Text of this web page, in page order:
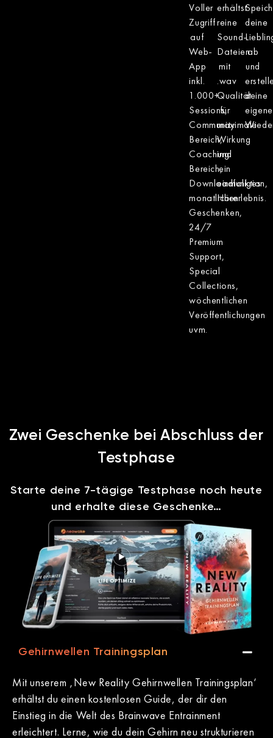
Voller
Zugriff
auf
Web-
App
inkl.
1.000+
Sessions,
Community
Bereich,
Coaching
Bereich,
Downloadfunktion,
monatlichen
Geschenken,
24/7
Premium
Support,
Special
Collections,
wöchentlichen
Veröffentlichungen
uvm.
erhältst
reine
Sound-
Dateien
mit
.wav
Qualität
für
maximale
Wirkung
und
ein
einmaliges
Hörerlebnis.
deine
ab
und
deine
Zwei Geschenke bei Abschluss der
Testphase
Starte deine 7-tägige Testphase noch heute
und erhalte diese Geschenke…
Gehirnwellen Trainingsplan
Mit unserem ‚New Reality Gehirnwellen Trainingsplan‘
erhältst du einen kostenlosen Guide, der dir den
Einstieg in die Welt des Brainwave Entrainment
erleichtert. Lerne, wie du dein Gehirn neu strukturieren